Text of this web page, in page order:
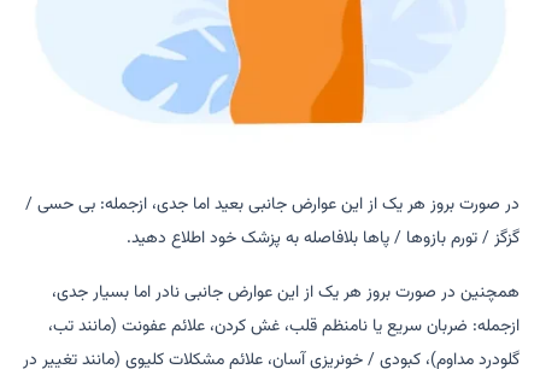
در صورت بروز هر یک از این عوارض جانبی بعید اما جدی، ازجمله: بی حسی /
گزگز / تورم بازوها / پاها بلافاصله به پزشک خود اطلاع دهید.
همچنین در صورت بروز هر یک از این عوارض جانبی نادر اما بسیار جدی،
ازجمله: ضربان سریع یا نامنظم قلب، غش کردن، علائم عفونت (مانند تب،
گلودرد مداوم)، کبودی / خونریزی آسان، علائم مشکلات کلیوی (مانند تغییر در